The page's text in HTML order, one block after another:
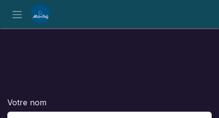
Se rendre au contenu
Votre nom